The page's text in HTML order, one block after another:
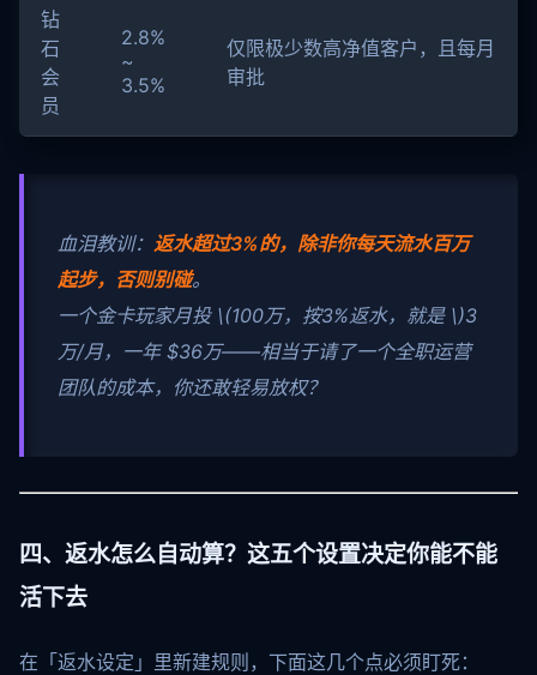
钻
石
会
员
2.8%
~
3.5%
仅限极少数高净值客户，且每月
审批
血泪教训： 返水超过3%的，除非你每天流水百万
起步，否则别碰。
一个金卡玩家月投 \(100万，按3%返水，就是 \)3
万/月，一年 $36万——相当于请了一个全职运营
团队的成本，你还敢轻易放权？
四、返水怎么自动算？这五个设置决定你能不能
活下去
在「返水设定」里新建规则，下面这几个点必须盯死：